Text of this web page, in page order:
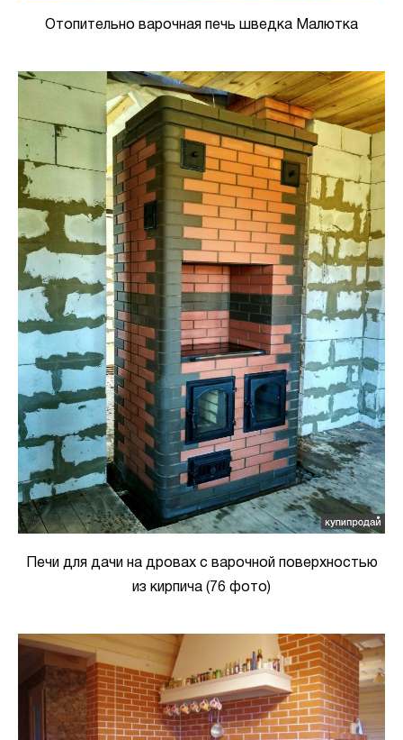
Отопительно варочная печь шведка Малютка
Печи для дачи на дровах с варочной поверхностью
из кирпича (76 фото)